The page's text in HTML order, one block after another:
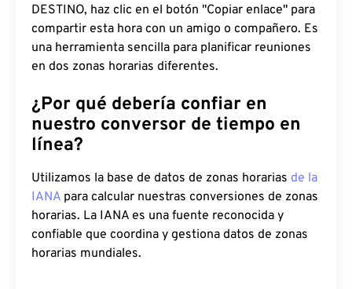
DESTINO, haz clic en el botón "Copiar enlace" para
compartir esta hora con un amigo o compañero. Es
una herramienta sencilla para planificar reuniones
en dos zonas horarias diferentes.
¿Por qué debería confiar en
nuestro conversor de tiempo en
línea?
Utilizamos la base de datos de zonas horarias de la
IANA para calcular nuestras conversiones de zonas
horarias. La IANA es una fuente reconocida y
confiable que coordina y gestiona datos de zonas
horarias mundiales.